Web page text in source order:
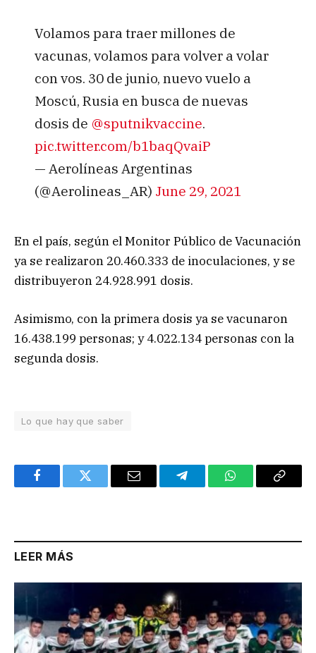
Volamos para traer millones de
vacunas, volamos para volver a volar
con vos. 30 de junio, nuevo vuelo a
Moscú, Rusia en busca de nuevas
dosis de @sputnikvaccine.
pic.twitter.com/b1baqQvaiP
— Aerolíneas Argentinas
(@Aerolineas_AR) June 29, 2021
En el país, según el Monitor Público de Vacunación
ya se realizaron 20.460.333 de inoculaciones, y se
distribuyeron 24.928.991 dosis.
Asimismo, con la primera dosis ya se vacunaron
16.438.199 personas; y 4.022.134 personas con la
segunda dosis.
Lo que hay que saber
FacebookTwitter Email TelegramWhatsAppCopy
LEER MÁS